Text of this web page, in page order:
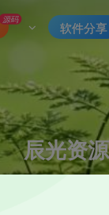
源码
软件分享
辰光资
优质的网络资源